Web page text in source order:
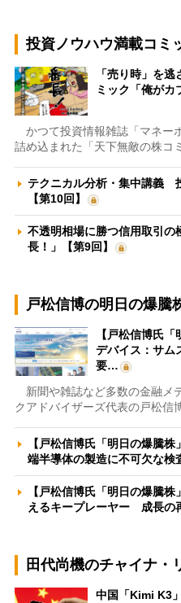
投資ノウハウ満載コミ
「売り時」を
ミック「俺がカ
かつて投資情報雑誌「マネー
詰め込まれた「天下無敵の株コ
テクニカル分析・集中講義
【第10回】
不透明相場に勝つ信用取引
長！」【第9回】
戸松信博の明日の爆騰
【戸松信博氏
デバイス：サム
要…
新聞や雑誌など多数の金融メ
クアドバイザーズ代表の戸松信
【戸松信博氏「明日の爆騰
端半導体の製造に不可欠な
【戸松信博氏「明日の爆騰
えるキープレーヤー 成長の
田代尚機のチャイナ・
中国「Kimi K3